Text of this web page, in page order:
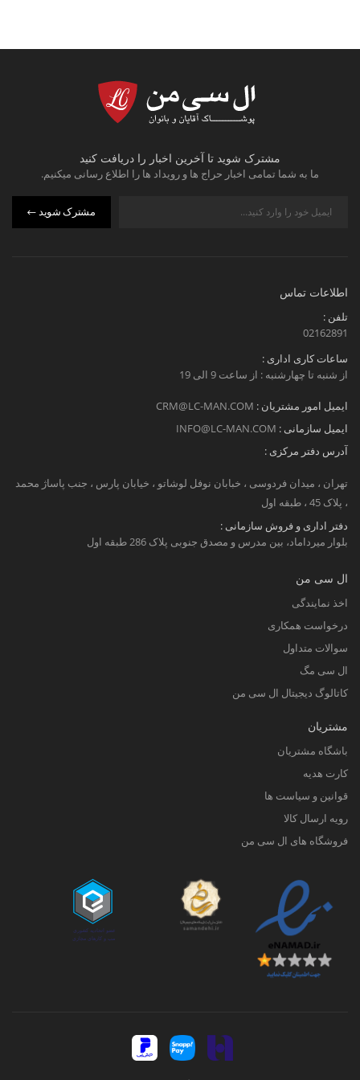
مشترک شوید تا آخرین اخبار را دریافت کنید
ما به شما تمامی اخبار حراج ها و رویداد ها را اطلاع رسانی میکنیم.
مشترک شوید
اطلاعات تماس
تلفن :
02162891
ساعات کاری اداری :
از شنبه تا چهارشنبه : از ساعت 9 الی 19
ایمیل امور مشتریان : CRM@LC-MAN.COM
ایمیل سازمانی : INFO@LC-MAN.COM
آدرس دفتر مرکزی :
تهران ، میدان فردوسی ، خبابان نوفل لوشاتو ، خیابان پارس ، جنب پاساژ محمد
، پلاک 45 ، طبقه اول
دفتر اداری و فروش سازمانی :
بلوار میرداماد، بین مدرس و مصدق جنوبی پلاک 286 طبقه اول
ال سی من
اخذ نمایندگی
درخواست همکاری
سوالات متداول
ال سی مگ
کاتالوگ دیجیتال ال سی من
مشتریان
باشگاه مشتریان
کارت هدیه
قوانین و سیاست ها
رویه ارسال کالا
فروشگاه های ال سی من